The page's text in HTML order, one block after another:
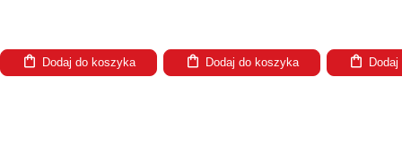
Dodaj do koszyka Dodaj do koszyka